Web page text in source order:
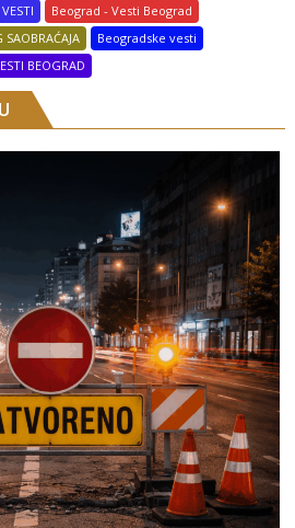
Beograd - Vesti Beograd
Beogradske vesti
BEOGRAD